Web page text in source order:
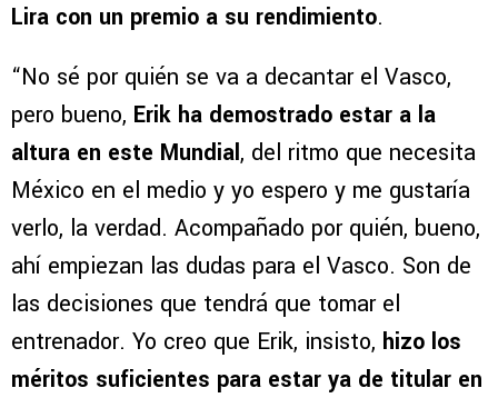
Lira con un premio a su rendimiento.
“No sé por quién se va a decantar el Vasco,
pero bueno, Erik ha demostrado estar a la
altura en este Mundial, del ritmo que necesita
México en el medio y yo espero y me gustaría
verlo, la verdad. Acompañado por quién, bueno,
ahí empiezan las dudas para el Vasco. Son de
las decisiones que tendrá que tomar el
entrenador. Yo creo que Erik, insisto, hizo los
méritos suficientes para estar ya de titular en